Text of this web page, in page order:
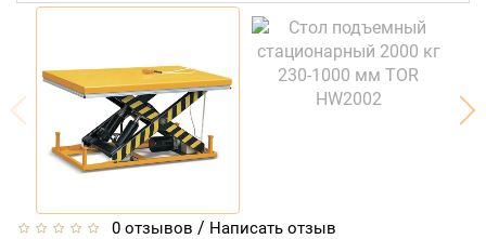
0 отзывов / Написать отзыв